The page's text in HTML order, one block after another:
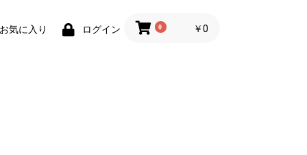
気に入り ログイン 0 ￥0